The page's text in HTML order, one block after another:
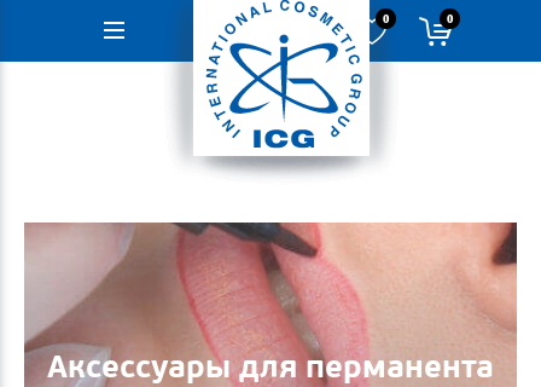
Навигация
0 0
Аксессуары для перманента